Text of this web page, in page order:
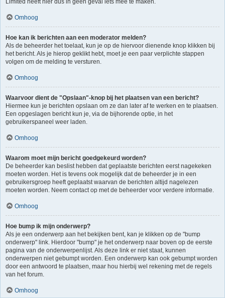
Limited heeft hier dus in geen geval iets mee te maken.
Omhoog
Hoe kan ik berichten aan een moderator melden?
Als de beheerder het toelaat, kun je op de hiervoor dienende knop klikken bij
het bericht. Als je hierop geklikt hebt, moet je een paar verplichte stappen
volgen om de melding te versturen.
Omhoog
Waarvoor dient de "Opslaan"-knop bij het plaatsen van een bericht?
Hiermee kun je berichten opslaan om ze dan later af te werken en te plaatsen.
Een opgeslagen bericht kun je, via de bijhorende optie, in het
gebruikerspaneel weer laden.
Omhoog
Waarom moet mijn bericht goedgekeurd worden?
De beheerder kan beslist hebben dat geplaatste berichten eerst nagekeken
moeten worden. Het is tevens ook mogelijk dat de beheerder je in een
gebruikersgroep heeft geplaatst waarvan de berichten altijd nagelezen
moeten worden. Neem contact op met de beheerder voor verdere informatie.
Omhoog
Hoe bump ik mijn onderwerp?
Als je een onderwerp aan het bekijken bent, kan je klikken op de "bump
onderwerp" link. Hierdoor "bump" je het onderwerp naar boven op de eerste
pagina van de onderwerpenlijst. Als deze link er niet staat, kunnen
onderwerpen niet gebumpt worden. Een onderwerp kan ook gebumpt worden
door een antwoord te plaatsen, maar hou hierbij wel rekening met de regels
van het forum.
Omhoog